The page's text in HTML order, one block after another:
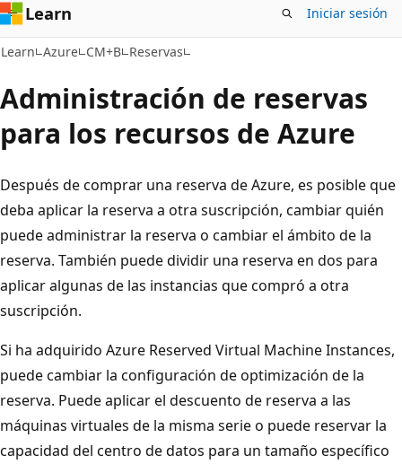
Learn Iniciar sesión
Learn Azure CM+B Reservas
Administración de reservas
para los recursos de Azure
Después de comprar una reserva de Azure, es posible que
deba aplicar la reserva a otra suscripción, cambiar quién
puede administrar la reserva o cambiar el ámbito de la
reserva. También puede dividir una reserva en dos para
aplicar algunas de las instancias que compró a otra
suscripción.
Si ha adquirido Azure Reserved Virtual Machine Instances,
puede cambiar la configuración de optimización de la
reserva. Puede aplicar el descuento de reserva a las
máquinas virtuales de la misma serie o puede reservar la
capacidad del centro de datos para un tamaño específico